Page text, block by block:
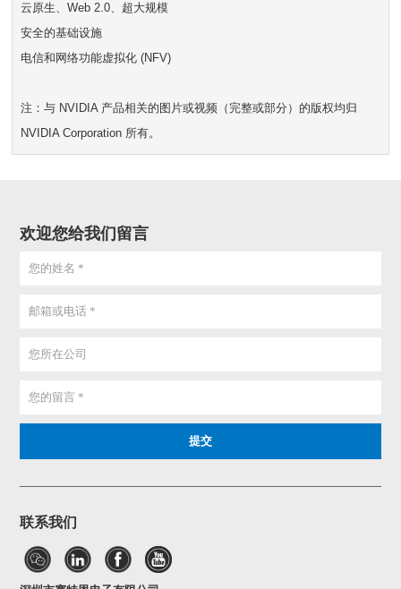
云原生、Web 2.0、超大规模
安全的基础设施
电信和网络功能虚拟化 (NFV)
注：与 NVIDIA 产品相关的图片或视频（完整或部分）的版权均归
NVIDIA Corporation 所有。
欢迎您给我们留言
联系我们